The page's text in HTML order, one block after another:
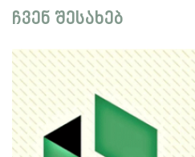
ჩვენ შესახებ